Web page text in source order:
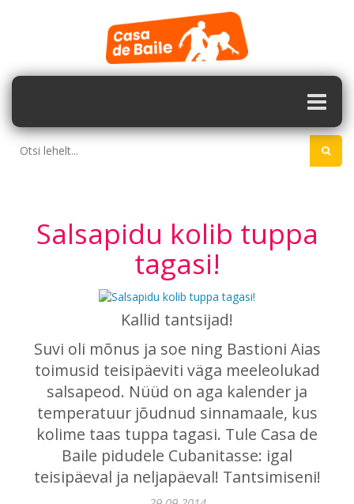
Salsapidu kolib tuppa
tagasi!
Kallid tantsijad!
Suvi oli mõnus ja soe ning Bastioni Aias
toimusid teisipäeviti väga meeleolukad
salsapeod. Nüüd on aga kalender ja
temperatuur jõudnud sinnamaale, kus
kolime taas tuppa tagasi. Tule Casa de
Baile pidudele Cubanitasse: igal
teisipäeval ja neljapäeval! Tantsimiseni!